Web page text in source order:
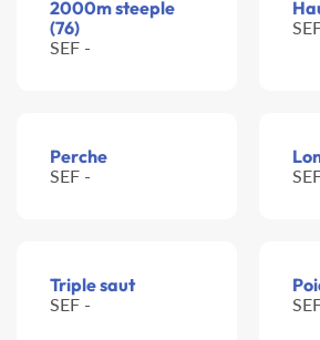
2000m steeple
(76)
SEF -
Perche
SEF -
Triple saut
SEF -